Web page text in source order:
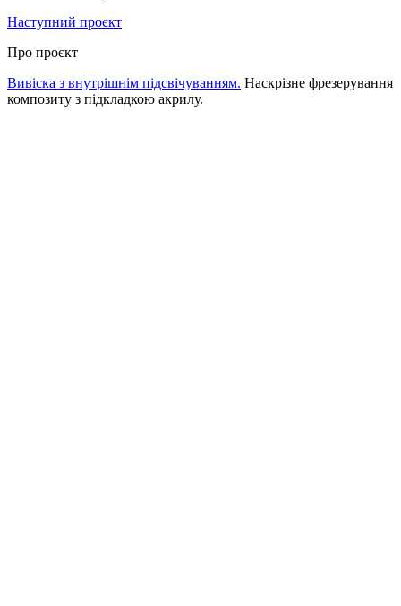
Наступний проєкт
Про проєкт
Вивіска з внутрішнім підсвічуванням. Наскрізне фрезерування
композиту з підкладкою акрилу.